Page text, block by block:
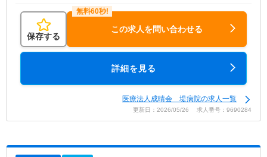
保存する
この求人を問い合わせる
詳細を見る
医療法人成晴会 堤病院の求人一覧
更新日：2026/05/26 求人番号：9690284